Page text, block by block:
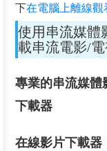
下在電腦上離線觀
使用串流媒體
載串流電影/電
專業的串流媒體
下載器
在線影片下載器